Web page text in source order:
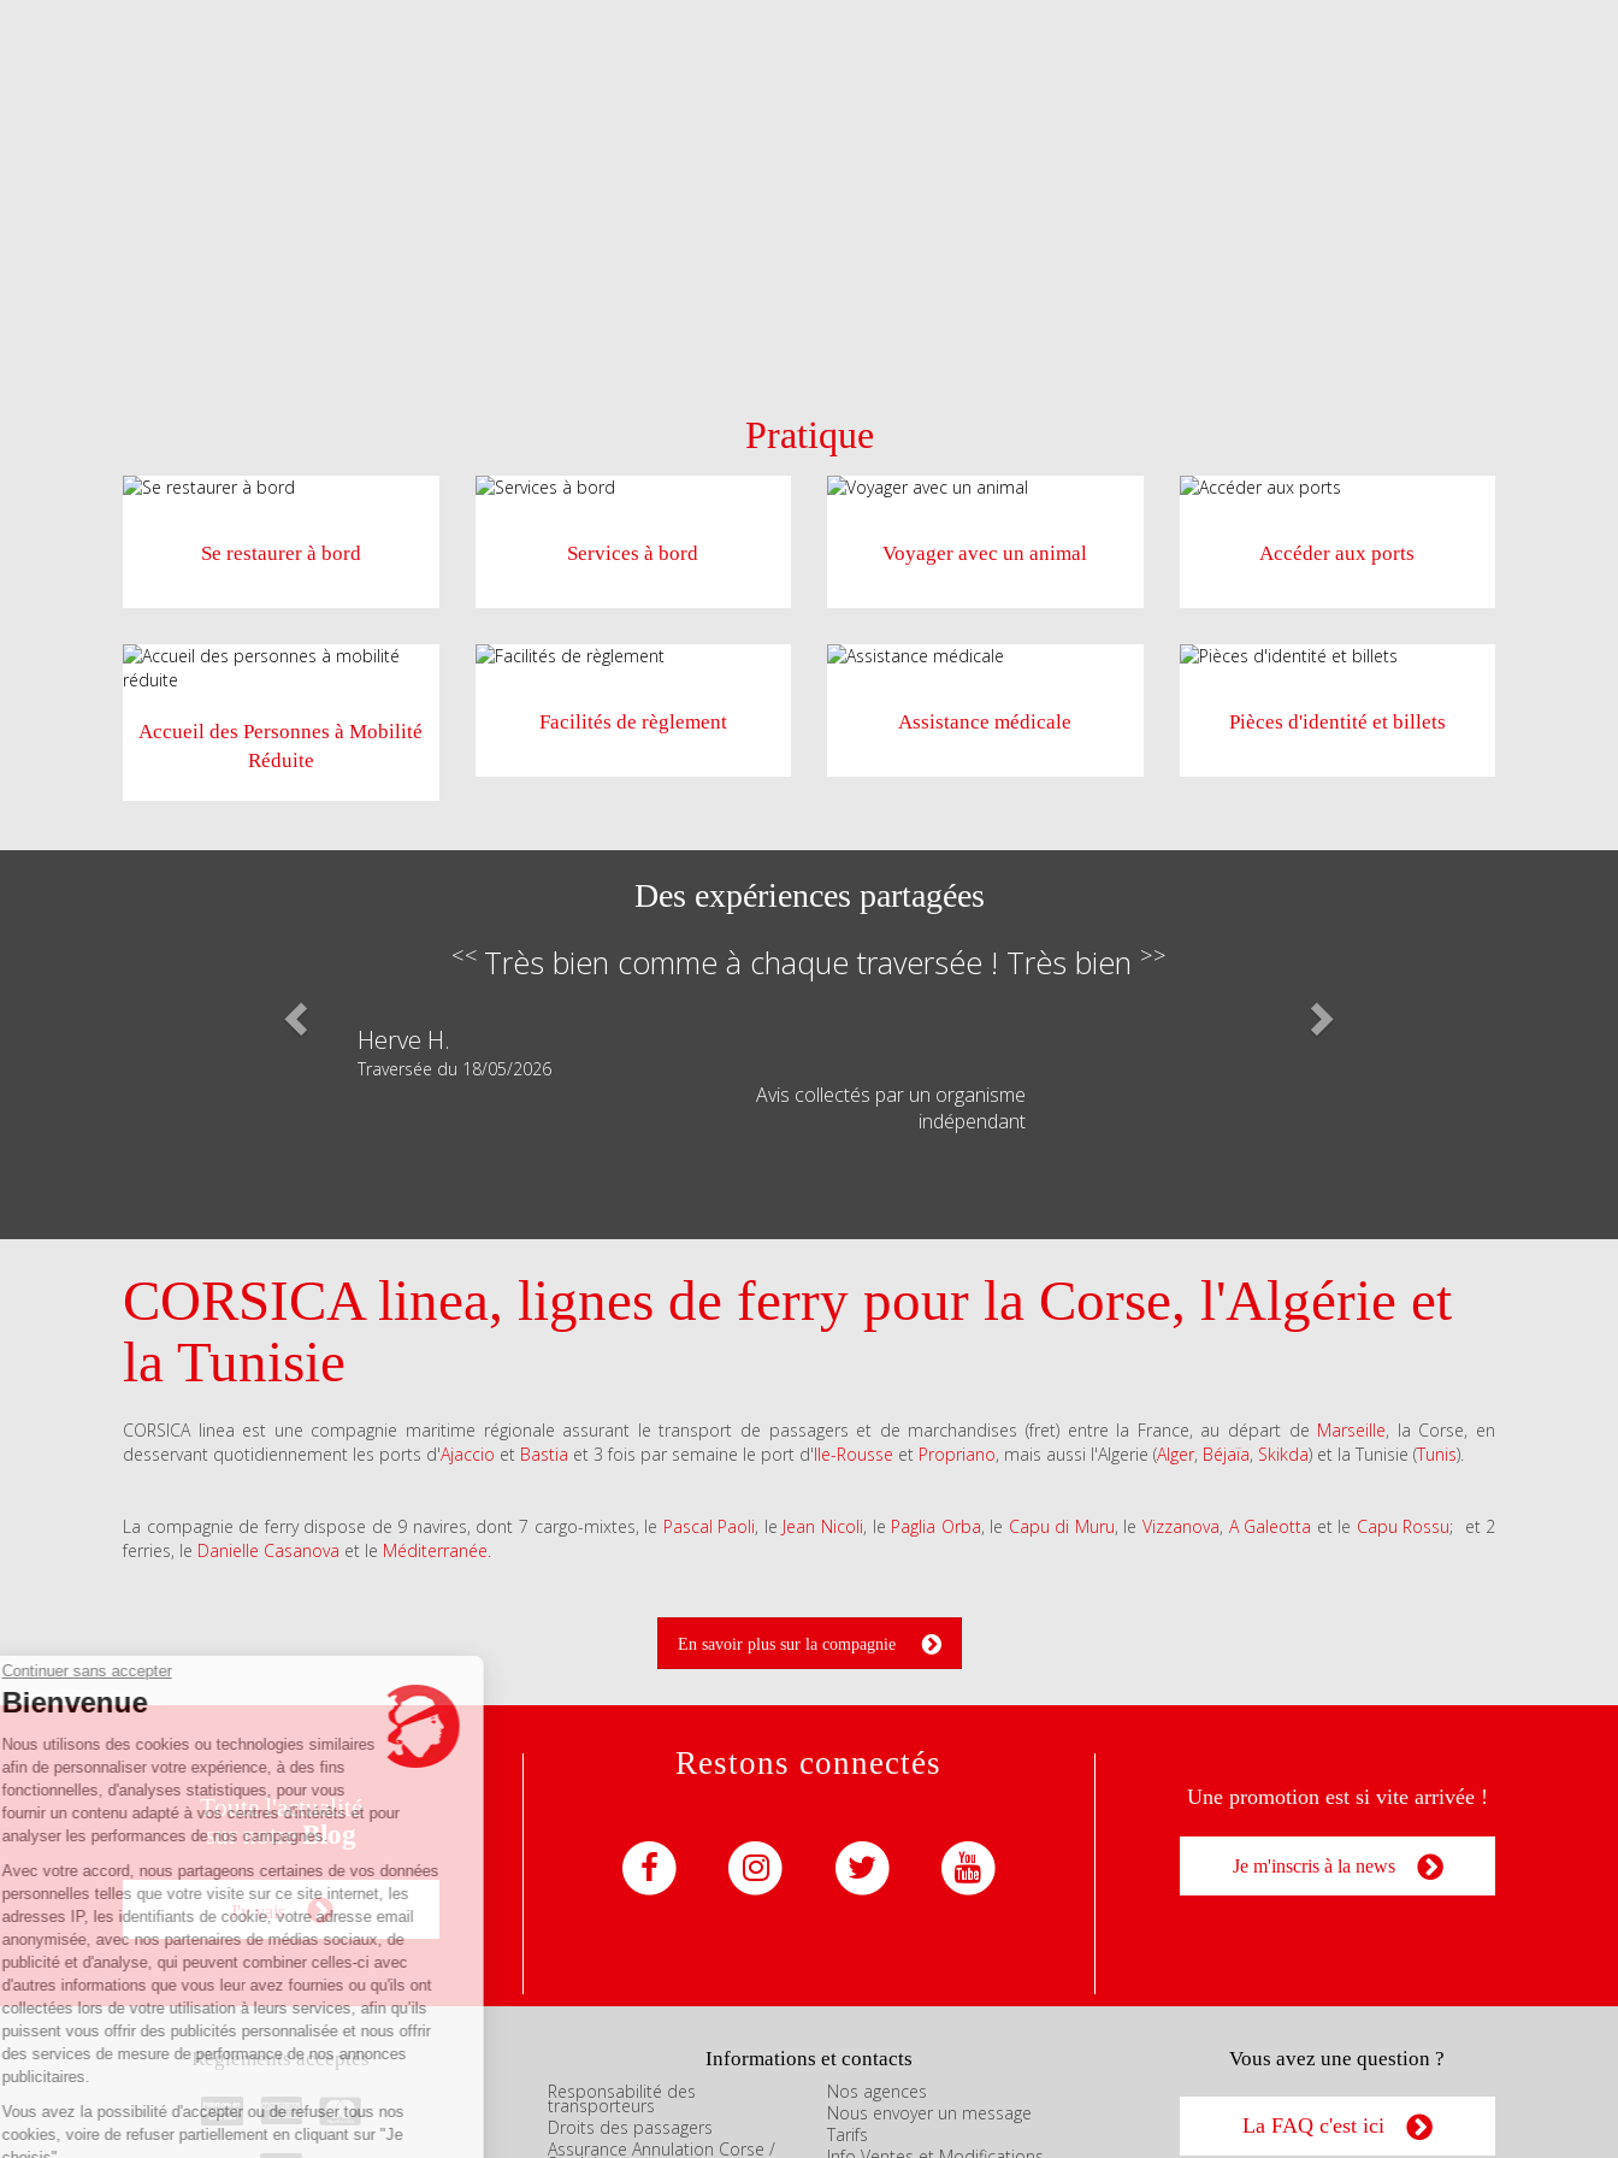
Continuer sans accepter
Bienvenue
Nous utilisons des cookies ou technologies similaires
afin de personnaliser votre expérience, à des fins
fonctionnelles, d'analyses statistiques, pour vous
fournir un contenu adapté à vos centres d'intérêts et pour
analyser les performances de nos campagnes.
Avec votre accord, nous partageons certaines de vos données
personnelles telles que votre visite sur ce site internet, les
adresses IP, les identifiants de cookie, votre adresse email
anonymisée, avec nos partenaires de médias sociaux, de
publicité et d'analyse, qui peuvent combiner celles-ci avec
d'autres informations que vous leur avez fournies ou qu'ils ont
collectées lors de votre utilisation à leurs services, afin qu’ils
puissent vous offrir des publicités personnalisée et nous offrir
des services de mesure de performance de nos annonces
publicitaires.
Vous avez la possibilité d'accepter ou de refuser tous nos
cookies, voire de refuser partiellement en cliquant sur "Je
Pratique
Se restaurer à bord Services à bord Voyager avec un animal Accéder aux ports
Accueil des Personnes à Mobilité
Réduite
Facilités de règlement Assistance médicale Pièces d'identité et billets
Des expériences partagées
<< Très bien comme à chaque traversée ! Très bien >>
Herve H.
Traversée du 18/05/2026
Avis collectés par un organisme
indépendant
CORSICA linea, lignes de ferry pour la Corse, l'Algérie et
la Tunisie
CORSICA linea est une compagnie maritime régionale assurant le transport de passagers et de marchandises (fret) entre la France, au départ de Marseille, la Corse, en
desservant quotidiennement les ports d'Ajaccio et Bastia et 3 fois par semaine le port d'Ile-Rousse et Propriano, mais aussi l'Algerie (Alger, Béjaïa, Skikda) et la Tunisie (Tunis).
La compagnie de ferry dispose de 9 navires, dont 7 cargo-mixtes, le Pascal Paoli, le Jean Nicoli, le Paglia Orba, le Capu di Muru, leVizzanova, A Galeotta et le Capu Rossu; et 2
ferries, le Danielle Casanova et le Méditerranée.
En savoir plus sur la compagnie
Toute l'actualité
sur notreBlog
J'y vais
Restons connectés
Une promotion est si vite arrivée !
Je m'inscris à la news
Règlements acceptés
Informations et contacts
Responsabilité des
transporteurs
Droits des passagers
Assurance Annulation Corse /
Nos agences
Nous envoyer un message
Tarifs
Vous avez une question ?
La FAQ c'est ici